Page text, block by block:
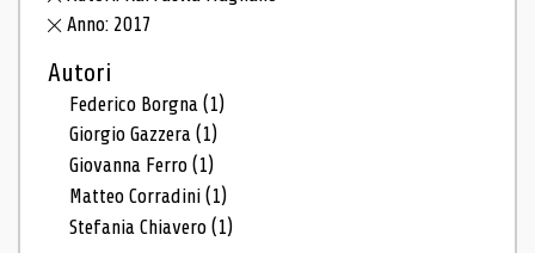
Anno: 2017
Autori
Federico Borgna(1)
Giorgio Gazzera(1)
Giovanna Ferro(1)
Matteo Corradini(1)
Stefania Chiavero(1)